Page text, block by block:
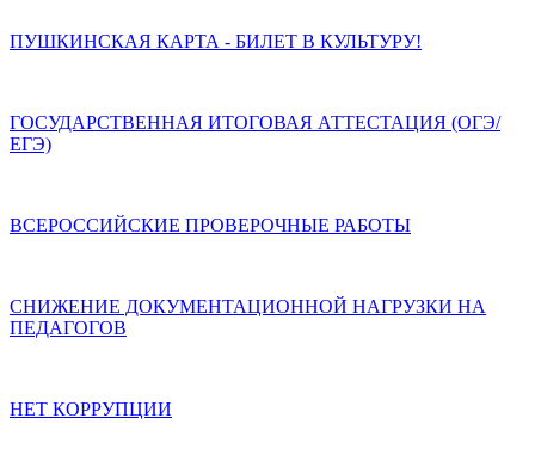
ПУШКИНСКАЯ КАРТА - БИЛЕТ В КУЛЬТУРУ!
ГОСУДАРСТВЕННАЯ ИТОГОВАЯ АТТЕСТАЦИЯ (ОГЭ/
ЕГЭ)
ВСЕРОССИЙСКИЕ ПРОВЕРОЧНЫЕ РАБОТЫ
СНИЖЕНИЕ ДОКУМЕНТАЦИОННОЙ НАГРУЗКИ НА
ПЕДАГОГОВ
НЕТ КОРРУПЦИИ